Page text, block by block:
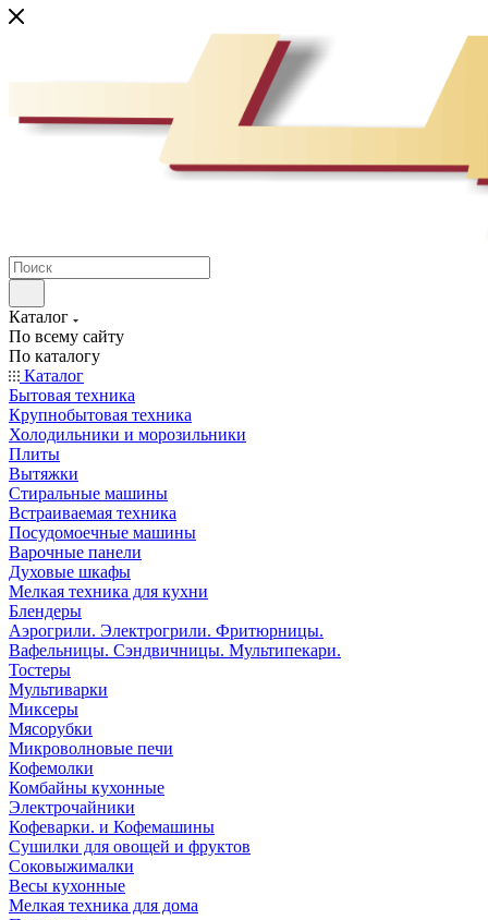
Каталог
По всему сайту
По каталогу
Каталог
Бытовая техника
Крупнобытовая техника
Холодильники и морозильники
Плиты
Вытяжки
Стиральные машины
Встраиваемая техника
Посудомоечные машины
Варочные панели
Духовые шкафы
Мелкая техника для кухни
Блендеры
Аэрогрили. Электрогрили. Фритюрницы.
Вафельницы. Сэндвичницы. Мультипекари.
Тостеры
Мультиварки
Миксеры
Мясорубки
Микроволновые печи
Кофемолки
Комбайны кухонные
Электрочайники
Кофеварки. и Кофемашины
Сушилки для овощей и фруктов
Соковыжималки
Весы кухонные
Мелкая техника для дома